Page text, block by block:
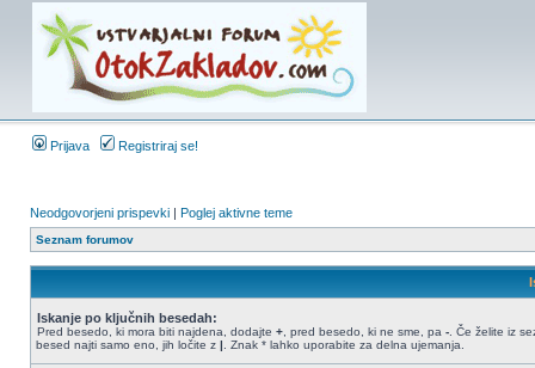
Prijava Registriraj se!
Neodgovorjeni prispevki | Poglej aktivne teme
Seznam forumov
Iskanje po ključnih besedah:
Pred besedo, ki mora biti najdena, dodajte + , pred besedo, ki ne sme, pa - . Če želite iz
besed najti samo eno, jih ločite z | . Znak * lahko uporabite za delna ujemanja.